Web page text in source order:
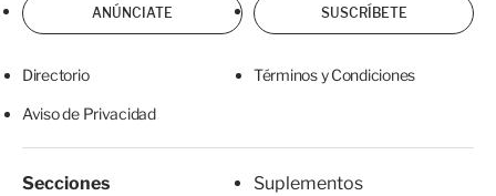
ANÚNCIATE SUSCRÍBETE
Directorio Términos y Condiciones
Aviso de Privacidad
Secciones
Suplementos